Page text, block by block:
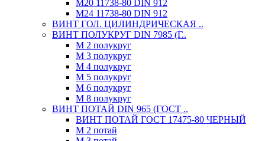
М20 11738-80 DIN 912
М24 11738-80 DIN 912
ВИНТ ГОЛ. ЦИЛИНДРИЧЕСКАЯ ..
ВИНТ ПОЛУКРУГ DIN 7985 (Г..
М 2 полукруг
М 3 полукруг
М 4 полукруг
М 5 полукруг
М 6 полукруг
М 8 полукруг
ВИНТ ПОТАЙ DIN 965 (ГОСТ ..
ВИНТ ПОТАЙ ГОСТ 17475-80 ЧЕРНЫЙ
М 2 потай